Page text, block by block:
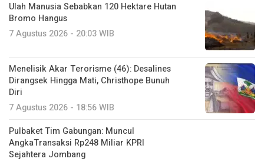
Ulah Manusia Sebabkan 120 Hektare Hutan
Bromo Hangus
7 Agustus 2026 - 20:03 WIB
Menelisik Akar Terorisme (46): Desalines
Dirangsek Hingga Mati, Christhope Bunuh
Diri
7 Agustus 2026 - 18:56 WIB
Pulbaket Tim Gabungan: Muncul
AngkaTransaksi Rp248 Miliar KPRI
Sejahtera Jombang